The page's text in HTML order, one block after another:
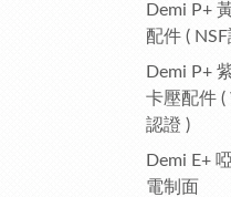
Demi P+
配件 (
Demi P+
卡壓配件 (
認證 )
Demi E+
電制面